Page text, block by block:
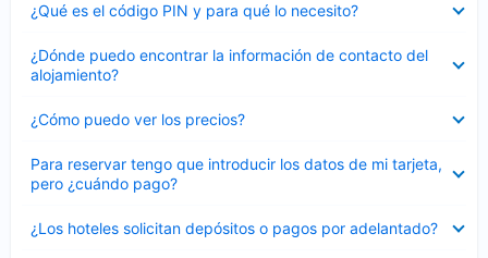
¿Qué es el código PIN y para qué lo necesito?
cerrado
¿Dónde puedo encontrar la información de contacto del
alojamiento?
cerrado
¿Cómo puedo ver los precios?
cerrado
Para reservar tengo que introducir los datos de mi tarjeta,
pero ¿cuándo pago?
cerrado
¿Los hoteles solicitan depósitos o pagos por adelantado?
cerrado